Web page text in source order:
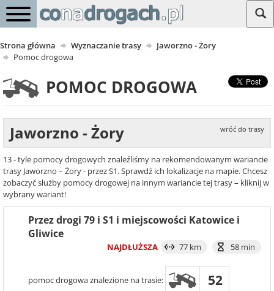
Strona główna Wyznaczanie trasy
Jaworzno - Żory
Pomoc drogowa
POMOC DROGOWA
Jaworzno - Żory wróć do trasy
13 - tyle pomocy drogowych znaleźliśmy na rekomendowanym wariancie
trasy Jaworzno – Żory - przez S1. Sprawdź ich lokalizacje na mapie. Chcesz
zobaczyć służby pomocy drogowej na innym wariancie tej trasy – kliknij w
wybrany wariant!
Przez drogi 79 i S1 i miejscowości Katowice i
Gliwice
NAJDŁUŻSZA 77 km 58 min
pomoc drogowa znalezione na trasie: 52